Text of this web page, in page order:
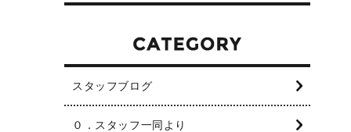
スタッフブログ
０．スタッフ一同より